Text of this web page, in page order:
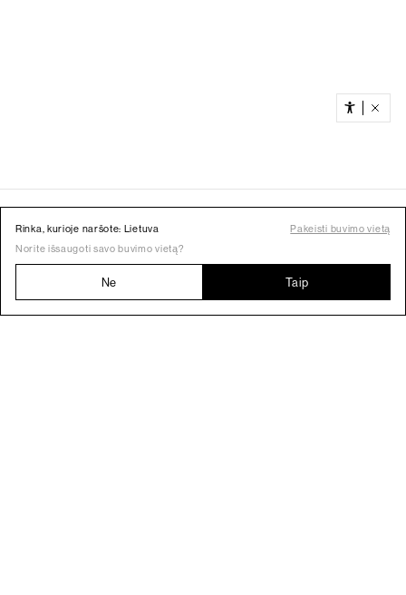
Rinka, kurioje naršote: Lietuva
Pakeisti buvimo vietą
Norite išsaugoti savo buvimo vietą?
Ne Taip